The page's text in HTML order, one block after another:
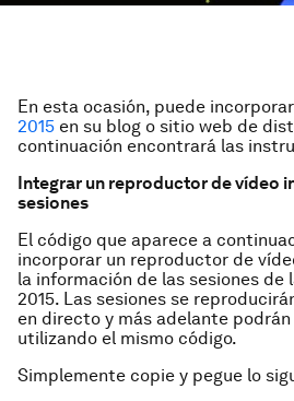
En esta ocasión, puede
2015 en su blog o sitio web de
continuación encontrará las
Integrar un reproductor de vídeo
sesiones
El código que aparece a
incorporar un reproductor de
la información de las sesiones de
2015. Las sesiones se
en directo y más adelante
utilizando el mismo código.
Simplemente copie y pegue lo